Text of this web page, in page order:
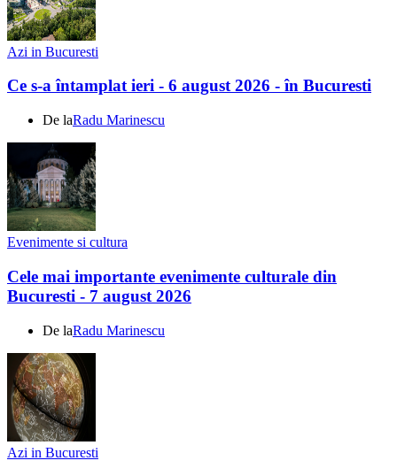
Azi in Bucuresti
Ce s-a întamplat ieri - 6 august 2026 - în Bucuresti
De laRadu Marinescu
Evenimente si cultura
Cele mai importante evenimente culturale din
Bucuresti - 7 august 2026
De laRadu Marinescu
Azi in Bucuresti